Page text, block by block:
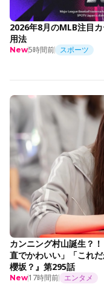
2026年8月のMLB注目
用法
New5時間前 スポーツ
カンニング村山誕生？
直でかわいい」「これ
櫻坂？』第295話
New17時間前 エンタメ